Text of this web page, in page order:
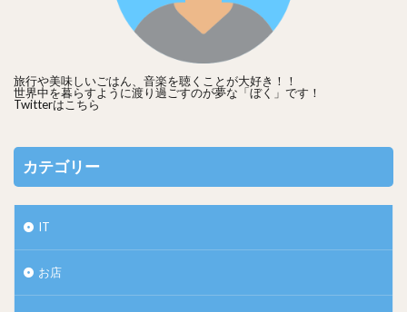
旅行や美味しいごはん、音楽を聴くことが大好き！！
世界中を暮らすように渡り過ごすのが夢な「ぼく」です！
Twitterは こちら
カテゴリー
IT
お店